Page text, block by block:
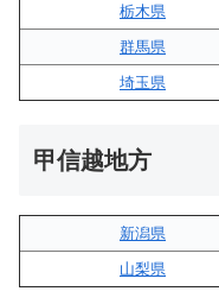
栃木県
群馬県
埼玉県
甲信越地方
新潟県
山梨県